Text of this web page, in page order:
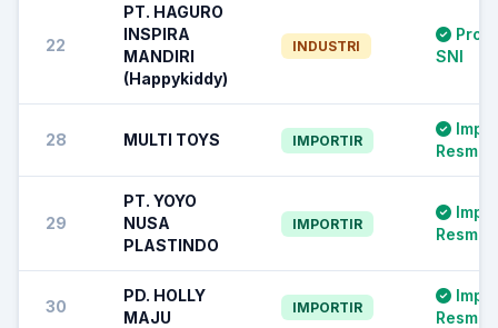
22
PT. HAGURO
INSPIRA
MANDIRI
(Happykiddy)
INDUSTRI
SNI
28 MULTI TOYS IMPORTIR
Resmi
29
PT. YOYO
NUSA
PLASTINDO
IMPORTIR
Resmi
30
PD. HOLLY
MAJU
IMPORTIR
Resmi